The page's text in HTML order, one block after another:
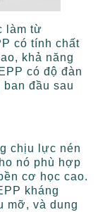
làm từ
có tính chất
khả năng
có độ đàn
đầu sau
chịu lực nén
nó phù hợp
cơ học cao.
kháng
mỡ, và dung